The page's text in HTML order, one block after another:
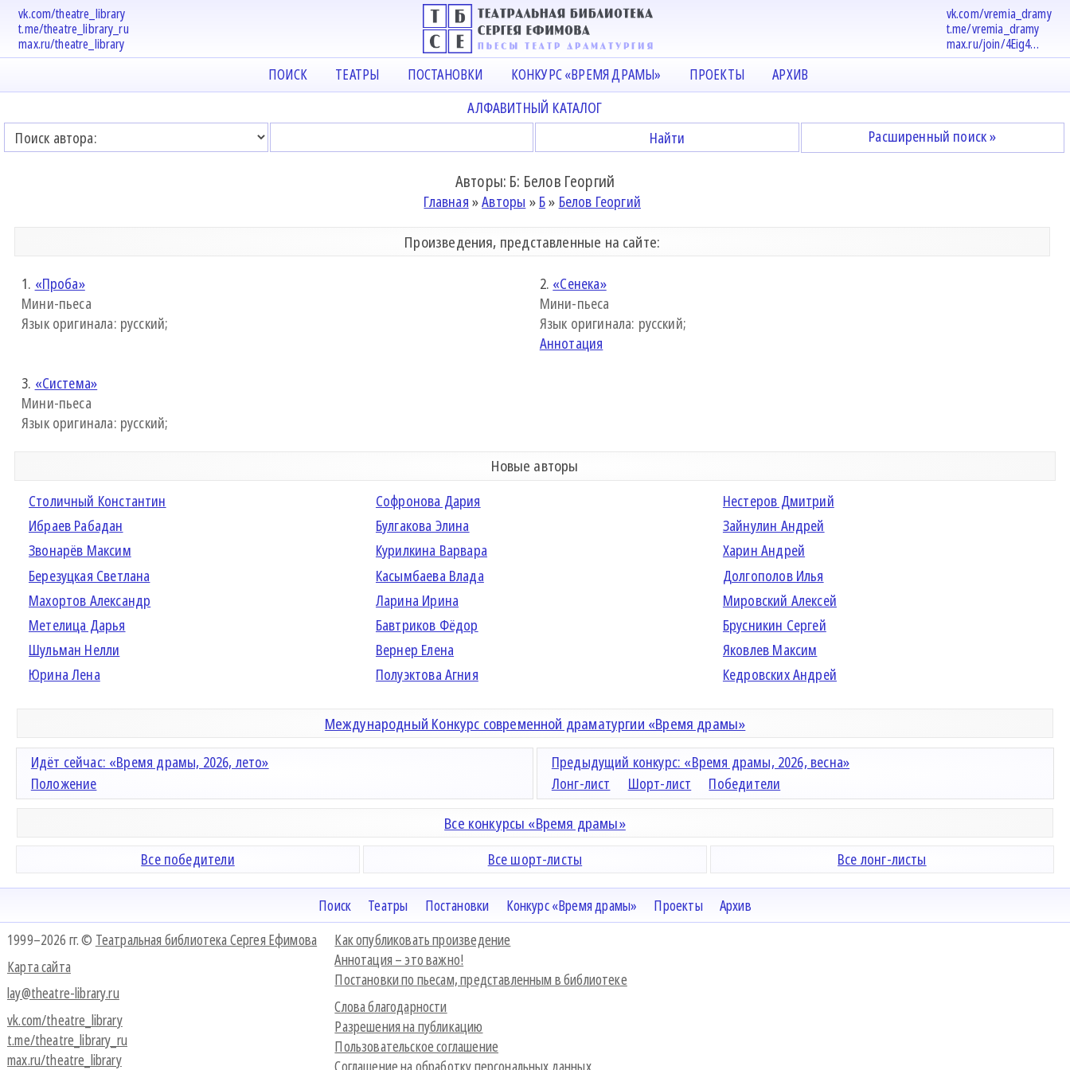
vk.com/theatre_library
t.me/theatre_library_ru
max.ru/theatre_library
vk.com/vremia_dramy
t.me/vremia_dramy
max.ru/join/4Eig4…
ПОИСК ТЕАТРЫ ПОСТАНОВКИ КОНКУРС «ВРЕМЯ ДРАМЫ» ПРОЕКТЫ АРХИВ
АЛФАВИТНЫЙ КАТАЛОГ
Расширенный поиск »
Авторы: Б: Белов Георгий
Главная »Авторы » Б» Белов Георгий
Произведения, представленные на сайте:
1. «Проба»
Мини-пьеса
Язык оригинала: русский;
2. «Сенека»
Мини-пьеса
Язык оригинала: русский;
Аннотация
3. «Система»
Мини-пьеса
Язык оригинала: русский;
Новые авторы
Столичный Константин Софронова Дария
Нестеров Дмитрий
Ибраев Рабадан
Булгакова Элина
Зайнулин Андрей
Звонарёв Максим
Курилкина Варвара
Харин Андрей
Березуцкая Светлана
Касымбаева Влада
Долгополов Илья
Махортов Александр
Ларина Ирина
Мировский Алексей
Метелица Дарья
Бавтриков Фёдор
Брусникин Сергей
Шульман Нелли
Вернер Елена
Яковлев Максим
Юрина Лена
Полуэктова Агния Кедровских Андрей
Международный Конкурс современной драматургии «Время драмы»
Идёт сейчас: «Время драмы, 2026, лето»
Положение
Предыдущий конкурс: «Время драмы, 2026, весна»
Лонг-лист
Шорт-лист Победители
Все конкурсы «Время драмы»
Все победители Все шорт-листы Все лонг-листы
Поиск Театры Постановки Конкурс «Время драмы» Проекты
Архив
1999–2026 гг. © Театральная библиотека Сергея Ефимова
Карта сайта
lay@theatre-library.ru
vk.com/theatre_library
t.me/theatre_library_ru
max.ru/theatre_library
Как опубликовать произведение
Аннотация – это важно!
Постановки по пьесам, представленным в библиотеке
Слова благодарности
Разрешения на публикацию
Пользовательское соглашение
Соглашение на обработку персональных данных